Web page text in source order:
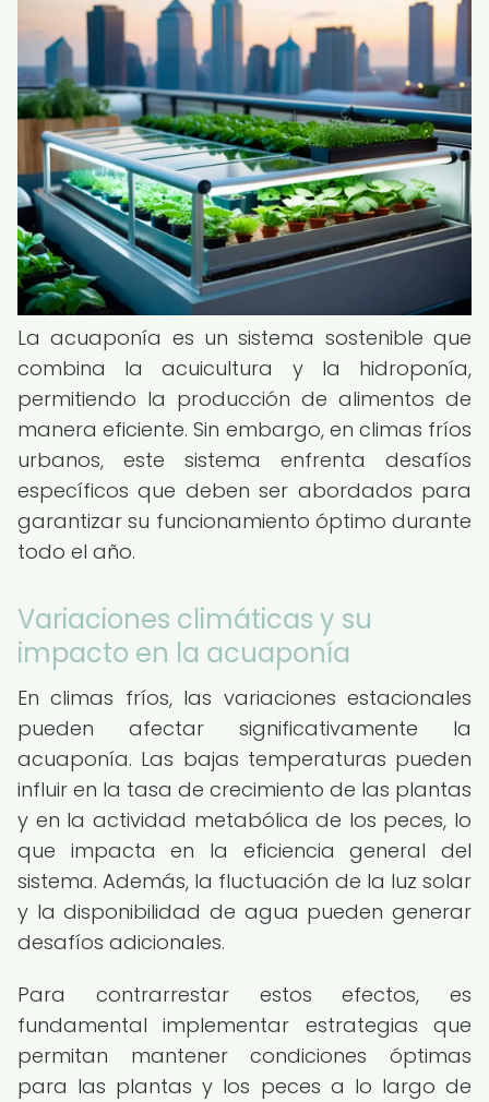
La acuaponía es un sistema sostenible que
combina la acuicultura y la hidroponía,
permitiendo la producción de alimentos de
manera eficiente. Sin embargo, en climas fríos
urbanos, este sistema enfrenta desafíos
específicos que deben ser abordados para
garantizar su funcionamiento óptimo durante
todo el año.
Variaciones climáticas y su
impacto en la acuaponía
En climas fríos, las variaciones estacionales
pueden afectar significativamente la
acuaponía. Las bajas temperaturas pueden
influir en la tasa de crecimiento de las plantas
y en la actividad metabólica de los peces, lo
que impacta en la eficiencia general del
sistema. Además, la fluctuación de la luz solar
y la disponibilidad de agua pueden generar
desafíos adicionales.
Para contrarrestar estos efectos, es
fundamental implementar estrategias que
permitan mantener condiciones óptimas
para las plantas y los peces a lo largo de